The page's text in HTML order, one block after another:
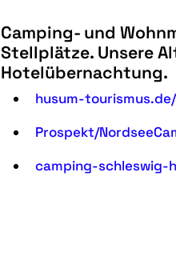
Camping- und
Stellplätze. Unsere
Hotelübernachtung.
husum-
Prospekt/
camping-schleswig-